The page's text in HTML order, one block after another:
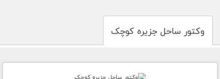
وکتور ساحل جزیره کوچک